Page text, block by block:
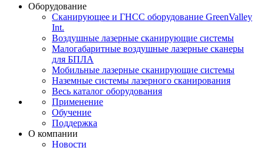
Оборудование
Сканирующее и ГНСС оборудование GreenValley
Int.
Воздушные лазерные сканирующие системы
Малогабаритные воздушные лазерные сканеры
для БПЛА
Мобильные лазерные сканирующие системы
Наземные системы лазерного сканирования
Весь каталог оборудования
Применение
Обучение
Поддержка
О компании
Новости